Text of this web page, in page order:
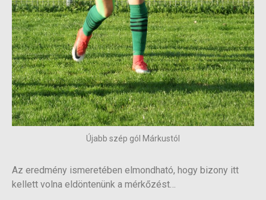
Újabb szép gól Márkustól
Az eredmény ismeretében elmondható, hogy bizony itt
kellett volna eldöntenünk a mérkőzést…